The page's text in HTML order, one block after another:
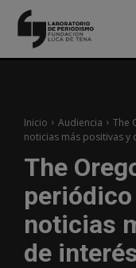
Inicio Audiencia
The
noticias más positivas y
The
noticias
de